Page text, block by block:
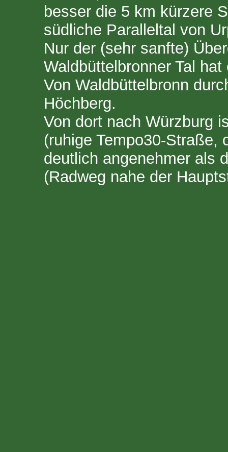
besser die 5 km kürzere
südliche Paralleltal von
Nur der (sehr sanfte)
Waldbüttelbronner Tal
Von Waldbüttelbronn
Höchberg.
Von dort nach Würzburg
(ruhige Tempo30-Straße,
deutlich angenehmer als
(Radweg nahe der